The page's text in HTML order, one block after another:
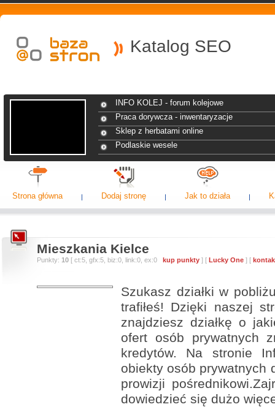
Katalog SEO
INFO KOLEJ - forum kolejowe
Praca dorywcza - inwentaryzacje
Sklep z herbatami online
Podlaskie wesele
Strona główna Dodaj stronę Jak to działa
Mieszkania Kielce
Punkty: 10 [ ct:5, gfx:5, biz:0, link:0, ex:0 kup punkty ] [ Lucky One ] [
Szukasz działki w
trafiłeś! Dzięki naszej
znajdziesz działkę o
ofert osób prywatnych
kredytów. Na stronie
obiekty osób prywatnych
prowizji
dowiedzieć się dużo